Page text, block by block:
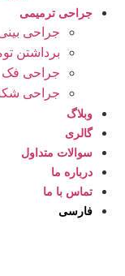
جراحی ترمیمی
جراحی بینی
برداشتن
جراحی فک
جراحی
وبلاگ
گالری
سوالات متداول
درباره ما
تماس با ما
فارسی